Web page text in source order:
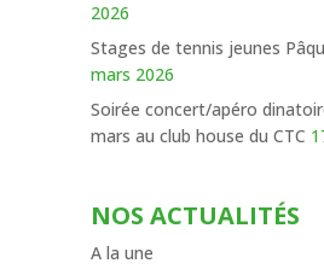
2026
Stages de tennis jeunes
mars 2026
Soirée concert/apéro
mars au club house du CTC
NOS ACTUALITÉS
A la une